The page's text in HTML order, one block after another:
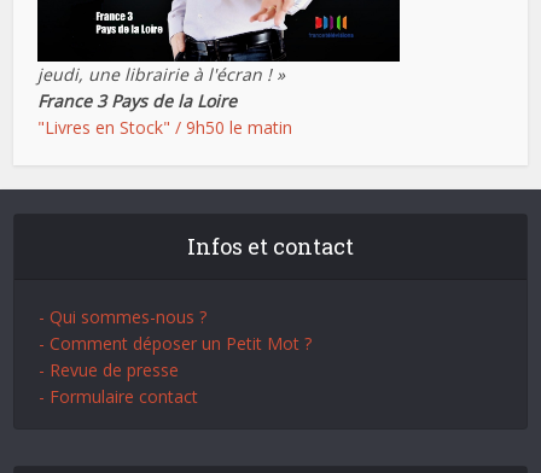
jeudi, une librairie à l'écran ! »
France 3 Pays de la Loire
"Livres en Stock" / 9h50 le matin
Infos et contact
- Qui sommes-nous ?
- Comment déposer un Petit Mot ?
- Revue de presse
- Formulaire contact